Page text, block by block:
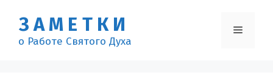
содержимому
ЗАМЕТКИ
о Работе Святого Духа
Меню